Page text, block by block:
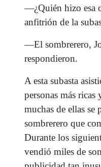
—¿Quién hizo esa
anfitrión de la
—El sombrerero,
respondieron.
A esta subasta
personas más
muchas de ellas se
sombrerero que
Durante los
vendió miles de